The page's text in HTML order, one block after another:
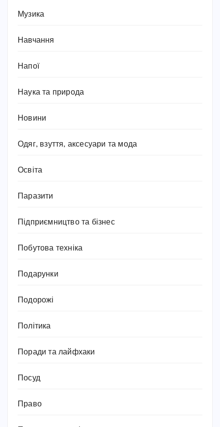
Музика
Навчання
Напої
Наука та природа
Новини
Одяг, взуття, аксесуари та мода
Освіта
Паразити
Підприємництво та бізнес
Побутова техніка
Подарунки
Подорожі
Політика
Поради та лайфхаки
Посуд
Право